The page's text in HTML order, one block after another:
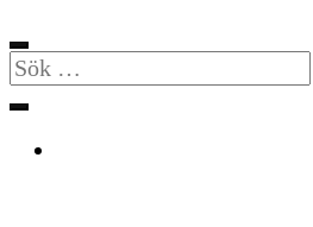
Sök
efter: